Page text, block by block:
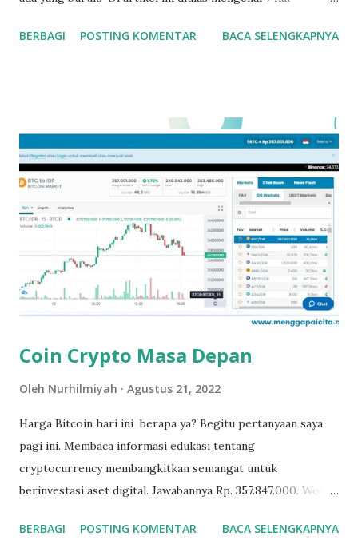
dalam hidup. Tentunya pengaruh yang positif. 7 Hal
mewakili kata amat sangat keranjingan. Rasanya dalam
sehari tidak membaca buku meski cuma satu halaman, saya
auto-mencari-cari. Buku yang dibaca macam-macam, buku
sekolah, buku cerita, koran, kalau zaman sekarang buku
elektronik. Tak pernah menyangka kebiasaan sepele sejak
usia dini itu mengantarkan saya menjadi seorang dosen yang
mau tidak mau hidup kesehariannya memang bergelimang
buku. Baik buku yang dikarang sendiri maupun buku-buku
yang disitasi atau dijadikan referensi dalam membuat suatu
BERBAGI POSTING KOMENTAR BACA SELENGKAPNYA
Coin Crypto Masa Depan
Oleh Nurhilmiyah Agustus 21, 2022
Harga Bitcoin hari ini berapa ya? Begitu pertanyaan saya
pagi ini. Membaca informasi edukasi tentang
cryptocurrency membangkitkan semangat untuk
berinvestasi aset digital. Jawabannya Rp. 357.847.000. Wow,
Bitcoin itu US$0 lho, alias belum berharga. Bahkan dilansir
BERBAGI POSTING KOMENTAR BACA SELENGKAPNYA